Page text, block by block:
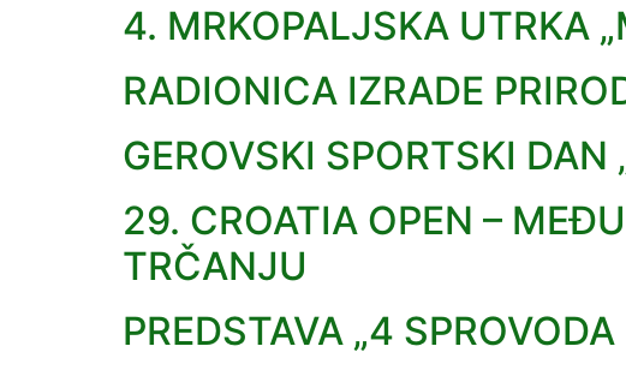
4. MRKOPALJSKA UTRKA
RADIONICA IZRADE
GEROVSKI SPORTSKI DAN
29. CROATIA OPEN –
TRČANJU
PREDSTAVA „4